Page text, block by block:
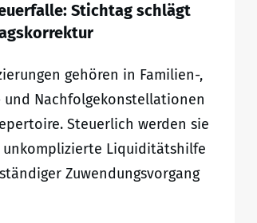
Stichtag schlägt
gehören in Familien-,
und Nachfolgekonstellationen
Steuerlich werden sie
unkomplizierte Liquiditätshilfe
Zuwendungsvorgang